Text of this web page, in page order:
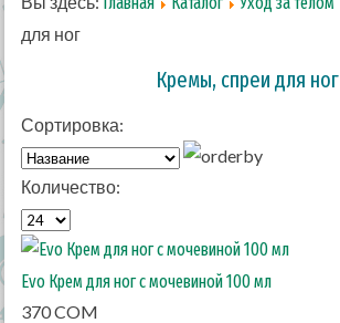
для ног
Кремы, спреи для ног
Сортировка:
Количество:
Evo Крем для ног с мочевиной 100 мл
370 COM